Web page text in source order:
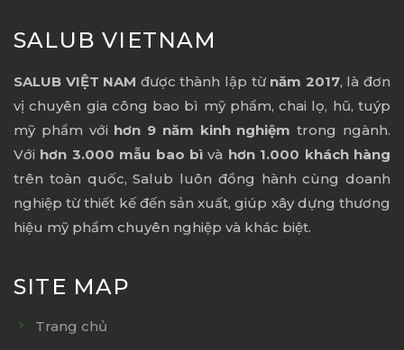
SALUB VIETNAM
SALUB VIỆT NAM được thành lập từ năm 2017, là đơn
vị chuyên gia công bao bì mỹ phẩm, chai lọ, hũ, tuýp
mỹ phẩm với hơn 9 năm kinh nghiệm trong ngành.
Với hơn 3.000 mẫu bao bì và hơn 1.000 khách hàng
trên toàn quốc, Salub luôn đồng hành cùng doanh
nghiệp từ thiết kế đến sản xuất, giúp xây dựng thương
hiệu mỹ phẩm chuyên nghiệp và khác biệt.
SITE MAP
Trang chủ